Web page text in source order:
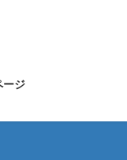
ージ